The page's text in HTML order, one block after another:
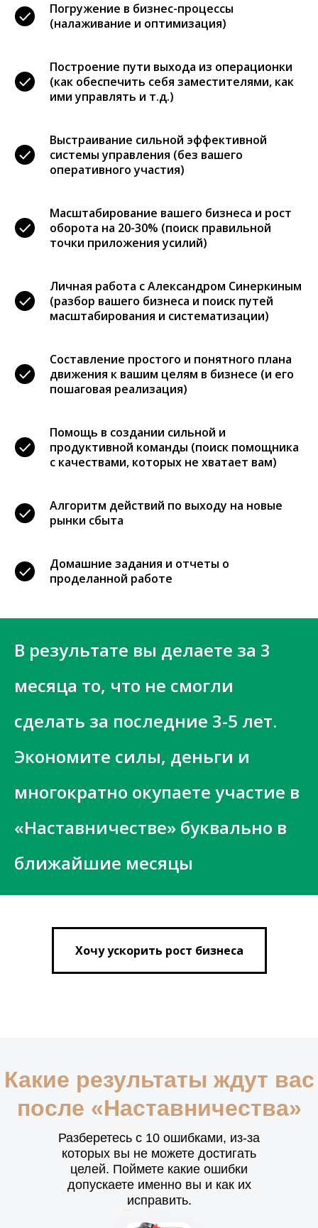
Погружение в бизнес-процессы
(налаживание и оптимизация)
Построение пути выхода из операционки
(как обеспечить себя заместителями, как
ими управлять и т.д.)
Выстраивание сильной эффективной
системы управления (без вашего
оперативного участия)
Масштабирование вашего бизнеса и рост
оборота на 20-30% (поиск правильной
точки приложения усилий)
Личная работа с Александром Синеркиным
(разбор вашего бизнеса и поиск путей
масштабирования и систематизации)
Составление простого и понятного плана
движения к вашим целям в бизнесе (и его
пошаговая реализация)
Помощь в создании сильной и
продуктивной команды (поиск помощника
с качествами, которых не хватает вам)
Алгоритм действий по выходу на новые
рынки сбыта
Домашние задания и отчеты о
проделанной работе
В результате вы делаете за 3
месяца то, что не смогли
сделать за последние 3-5 лет.
Экономите силы, деньги и
многократно окупаете участие в
«Наставничестве» буквально в
ближайшие месяцы
Хочу ускорить рост бизнеса
Какие результаты ждут вас
после «Наставничества»
Разберетесь с 10 ошибками, из-за
которых вы не можете достигать
целей. Поймете какие ошибки
допускаете именно вы и как их
исправить.